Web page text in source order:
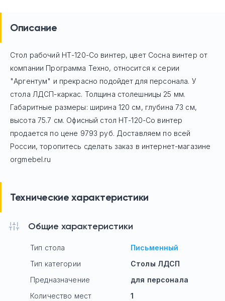
Описание
Стол рабочий НТ-120-Со винтер, цвет Сосна винтер от
компании Программа Техно, относится к серии
"Аргентум" и прекрасно подойдет для персонала. У
стола ЛДСП-каркас. Толщина столешницы 25 мм.
Габаритные размеры: ширина 120 см, глубина 73 см,
высота 75.7 см. Офисный стол НТ-120-Со винтер
продается по цене 9793 руб. Доставляем по всей
России, торопитесь сделать заказ в интернет-магазине
orgmebel.ru
Технические характеристики
Общие характеристики
Тип стола
Письменный
Тип категории
Столы ЛДСП
Предназначение
для персонала
Количество мест
1